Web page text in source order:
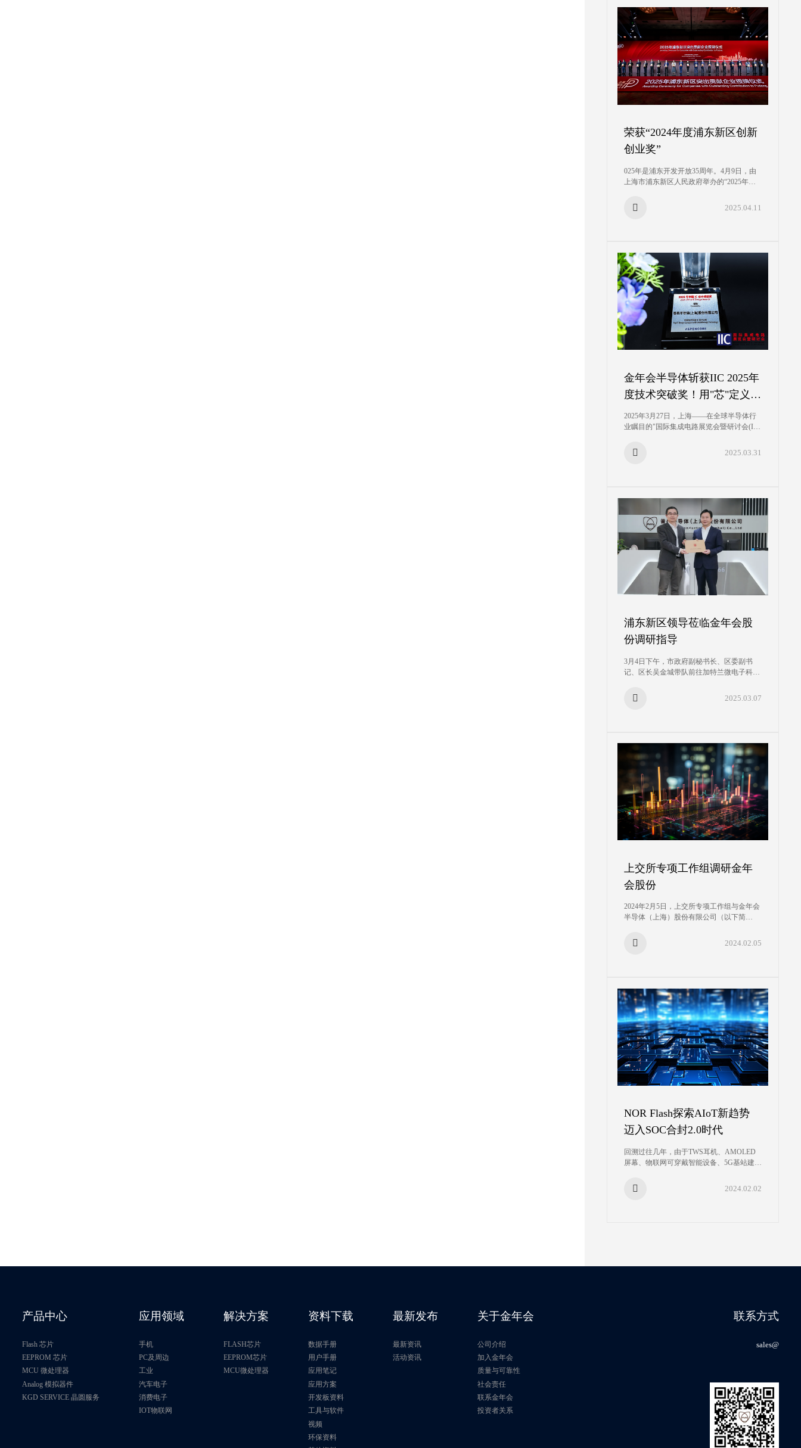
荣获“2024年度浦东新区创新
创业奖”
025年是浦东开发开放35周年。4月9日，由
上海市浦东新区人民政府举办的“2025年浦
会议中心隆重举行。金年会股份凭借过去一
2025.04.11
金年会半导体斩获IIC 2025年
度技术突破奖！用"芯"定义未
来
2025年3月27日，上海——在全球半导体行
业瞩目的"国际集成电路展览会暨研讨会(IIC
膺"年度技术突破IC设计公司"！这是继2024
2025.03.31
浦东新区领导莅临金年会股
份调研指导
3月4日下午，市政府副秘书长、区委副书
记、区长吴金城带队前往加特兰微电子科技
股份有限公司等高能级企业开展实地调研，
2025.03.07
上交所专项工作组调研金年
会股份
2024年2月5日，上交所专项工作组与金年会
半导体（上海）股份有限公司（以下简
展中面临的具体困难和问题，以及在支持上
2024.02.05
NOR Flash探索AIoT新趋势
迈入SOC合封2.0时代
回溯过往几年，由于TWS耳机、AMOLED
屏幕、物联网可穿戴智能设备、5G基站建设
迎来拐点。
2024.02.02
产品中心
Flash 芯片
EEPROM 芯片
MCU 微处理器
Analog 模拟器件
KGD SERVICE 晶圆服务
应用领域
手机
PC及周边
工业
汽车电子
消费电子
IOT物联网
解决方案
FLASH芯片
EEPROM芯片
MCU微处理器
资料下载
数据手册
用户手册
应用笔记
应用方案
开发板资料
工具与软件
视频
环保资料
最新发布
最新资讯
活动资讯
关于金年会
公司介绍
加入金年会
质量与可靠性
社会责任
联系金年会
投资者关系
联系方式
sales@